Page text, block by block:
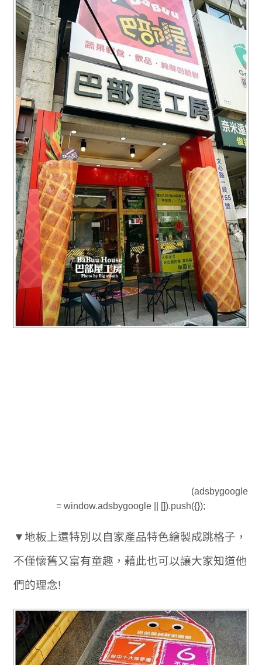
(adsbygoogle
= window.adsbygoogle || []).push({});
▼地板上還特別以自家產品特色繪製成跳格子，
不僅懷舊又富有童趣，藉此也可以讓大家知道他
們的理念!